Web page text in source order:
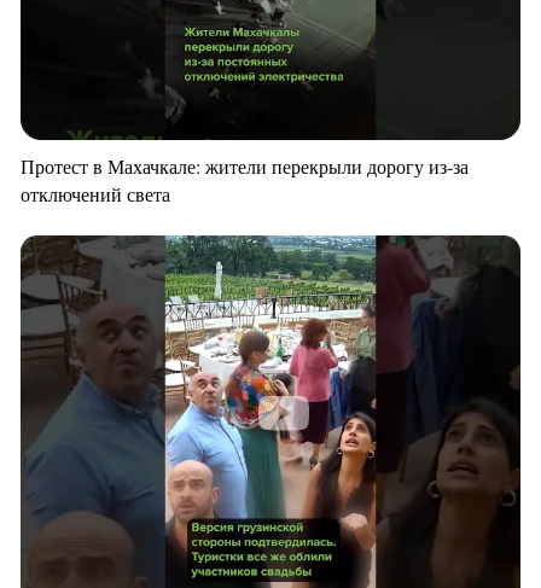
Протест в Махачкале: жители перекрыли дорогу из-за
отключений света